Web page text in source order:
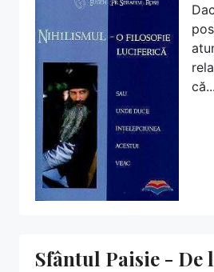
că...
Sfântul Paisie - De